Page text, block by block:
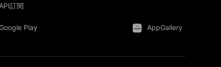
API訂閱
Google Play AppGallery